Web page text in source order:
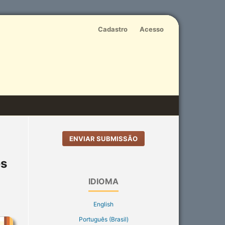
Cadastro Acesso
ENVIAR SUBMISSÃO
IDIOMA
English
Português (Brasil)